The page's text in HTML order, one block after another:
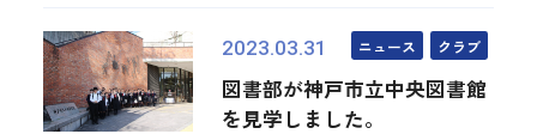
2023.03.31 ニュース クラブ
図書部が神戸市立中央図書館
を見学しました。